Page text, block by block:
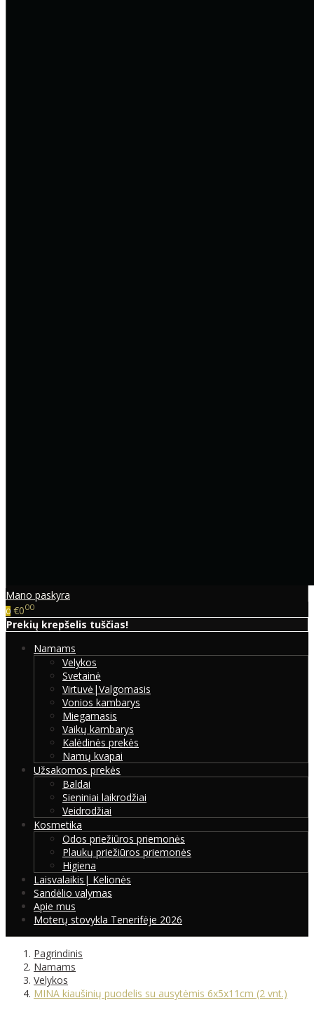
Mano paskyra
0 €000
Prekių krepšelis tuščias!
Namams
Velykos
Svetainė
Virtuvė|Valgomasis
Vonios kambarys
Miegamasis
Vaikų kambarys
Kalėdinės prekės
Namų kvapai
Užsakomos prekės
Baldai
Sieniniai laikrodžiai
Veidrodžiai
Kosmetika
Odos priežiūros priemonės
Plaukų priežiūros priemonės
Higiena
Laisvalaikis| Kelionės
Sandėlio valymas
Apie mus
Moterų stovykla Tenerifėje 2026
Pagrindinis
Namams
Velykos
MINA kiaušinių puodelis su ausytėmis 6x5x11cm (2 vnt.)